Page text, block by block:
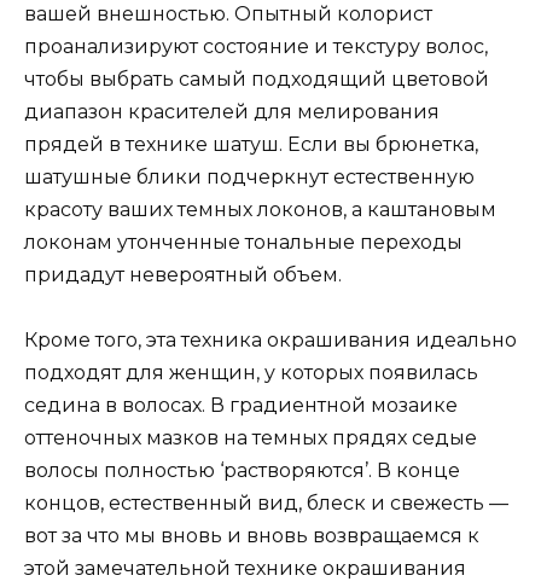
вашей внешностью. Опытный колорист
проанализируют состояние и текстуру волос,
чтобы выбрать самый подходящий цветовой
диапазон красителей для мелирования
прядей в технике шатуш. Если вы брюнетка,
шатушные блики подчеркнут естественную
красоту ваших темных локонов, а каштановым
локонам утонченные тональные переходы
придадут невероятный объем.
Кроме того, эта техника окрашивания идеально
подходят для женщин, у которых появилась
седина в волосах. В градиентной мозаике
оттеночных мазков на темных прядях седые
волосы полностью ‘растворяются’. В конце
концов, естественный вид, блеск и свежесть —
вот за что мы вновь и вновь возвращаемся к
этой замечательной технике окрашивания